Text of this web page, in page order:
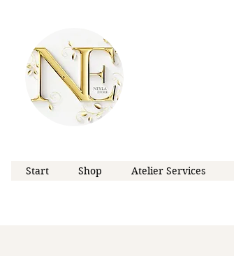
Start Shop Atelier Services